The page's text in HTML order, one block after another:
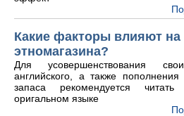
Какие факторы влияют
этномагазина?
Для усовершенствования
английского, а также пополнения
запаса рекомендуется
оригальном языке